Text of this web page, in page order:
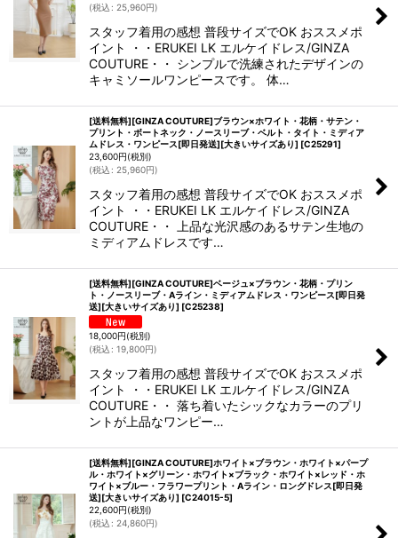
(税込 : 25,960円)
スタッフ着用の感想 普段サイズでOK おススメポ
イント ・・ERUKEI LK エルケイドレス/GINZA
COUTURE・・ シンプルで洗練されたデザインの
キャミソールワンピースです。 体…
[送料無料][GINZA COUTURE]ブラウン×ホワイト・花柄・サテン・
プリント・ボートネック・ノースリーブ・ベルト・タイト・ミディア
ムドレス・ワンピース[即日発送][大きいサイズあり] [C25291]
23,600円(税別)
(税込 : 25,960円)
スタッフ着用の感想 普段サイズでOK おススメポ
イント ・・ERUKEI LK エルケイドレス/GINZA
COUTURE・・ 上品な光沢感のあるサテン生地の
ミディアムドレスです…
[送料無料][GINZA COUTURE]ベージュ×ブラウン・花柄・プリン
ト・ノースリーブ・Aライン・ミディアムドレス・ワンピース[即日発
送][大きいサイズあり] [C25238]
18,000円(税別)
(税込 : 19,800円)
スタッフ着用の感想 普段サイズでOK おススメポ
イント ・・ERUKEI LK エルケイドレス/GINZA
COUTURE・・ 落ち着いたシックなカラーのプリ
ントが上品なワンピー…
[送料無料][GINZA COUTURE]ホワイト×ブラウン・ホワイト×パープ
ル・ホワイト×グリーン・ホワイト×ブラック・ホワイト×レッド・ホ
ワイト×ブルー・フラワープリント・Aライン・ロングドレス[即日発
送][大きいサイズあり] [C24015-5]
22,600円(税別)
(税込 : 24,860円)